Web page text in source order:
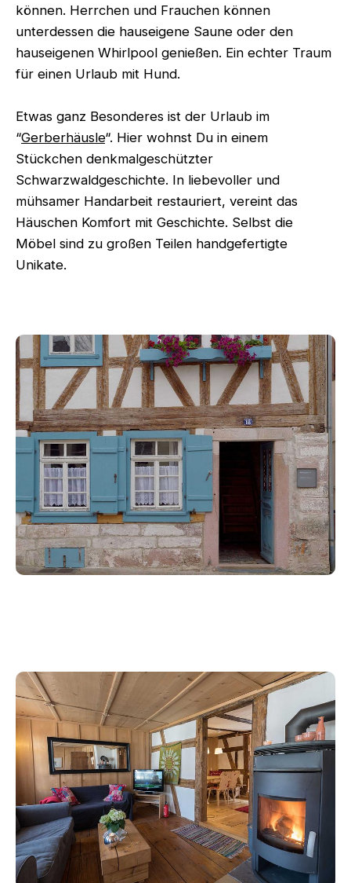
können. Herrchen und Frauchen können
unterdessen die hauseigene Saune oder den
hauseigenen Whirlpool genießen. Ein echter Traum
für einen Urlaub mit Hund.
Etwas ganz Besonderes ist der Urlaub im
“Gerberhäusle“. Hier wohnst Du in einem
Stückchen denkmalgeschützter
Schwarzwaldgeschichte. In liebevoller und
mühsamer Handarbeit restauriert, vereint das
Häuschen Komfort mit Geschichte. Selbst die
Möbel sind zu großen Teilen handgefertigte
Unikate.